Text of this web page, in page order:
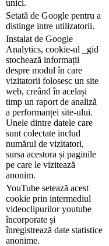
unici.
Setată de Google pentru a
distinge intre utilizatorii.
Instalat de Google
Analytics, cookie-ul _gid
stochează informații
despre modul în care
vizitatorii folosesc un site
web, creând în același
timp un raport de analiză
a performanței site-ului.
Unele dintre datele care
sunt colectate includ
numărul de vizitatori,
sursa acestora și paginile
pe care le vizitează
anonim.
YouTube setează acest
cookie prin intermediul
videoclipurilor youtube
încorporate și
înregistrează date statistice
anonime.